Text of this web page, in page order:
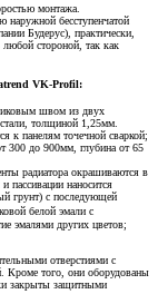
монтажа.
наружной бесступенчатой
Будерус), практически,
стороной, так как
VK-Profil:
швом из двух
толщиной 1,25мм.
к панелям точечной сваркой;
300 до 900мм, глубина от 65
радиатора окрашиваются в
пассивации наносится
грунт) с последующей
белой эмали с
эмалями других цветов;
отверстиями с
Кроме того, они оборудованы
закрыты защитными